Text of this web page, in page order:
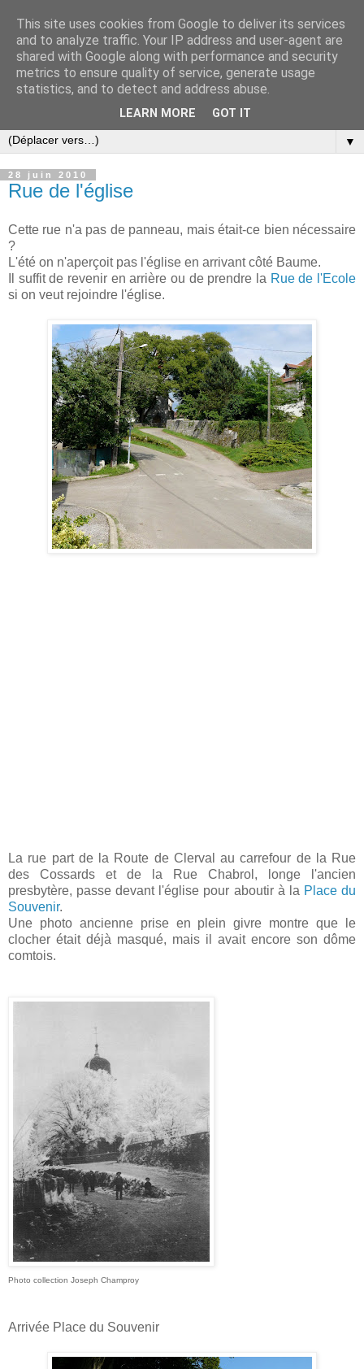
▼
28 juin 2010
Rue de l'église
Cette rue n'a pas de panneau, mais était-ce bien nécessaire
?
L'été on n'aperçoit pas l'église en arrivant côté Baume.
Il suffit de revenir en arrière ou de prendre la Rue de l'Ecole
si on veut rejoindre l'église.
La rue part de la Route de Clerval au carrefour de la Rue
des Cossards et de la Rue Chabrol, longe l'ancien
presbytère, passe devant l'église pour aboutir à la Place du
Souvenir.
Une photo ancienne prise en plein givre montre que le
clocher était déjà masqué, mais il avait encore son dôme
comtois.
Photo collection Joseph Champroy
Arrivée Place du Souvenir
This site uses cookies from Google to deliver its services
and to analyze traffic. Your IP address and user-agent are
shared with Google along with performance and security
metrics to ensure quality of service, generate usage
statistics, and to detect and address abuse.
LEARN MORE GOT IT